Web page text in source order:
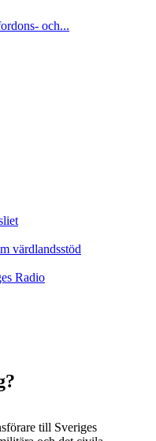
och...
värdlandsstöd
Radio
till Sveriges